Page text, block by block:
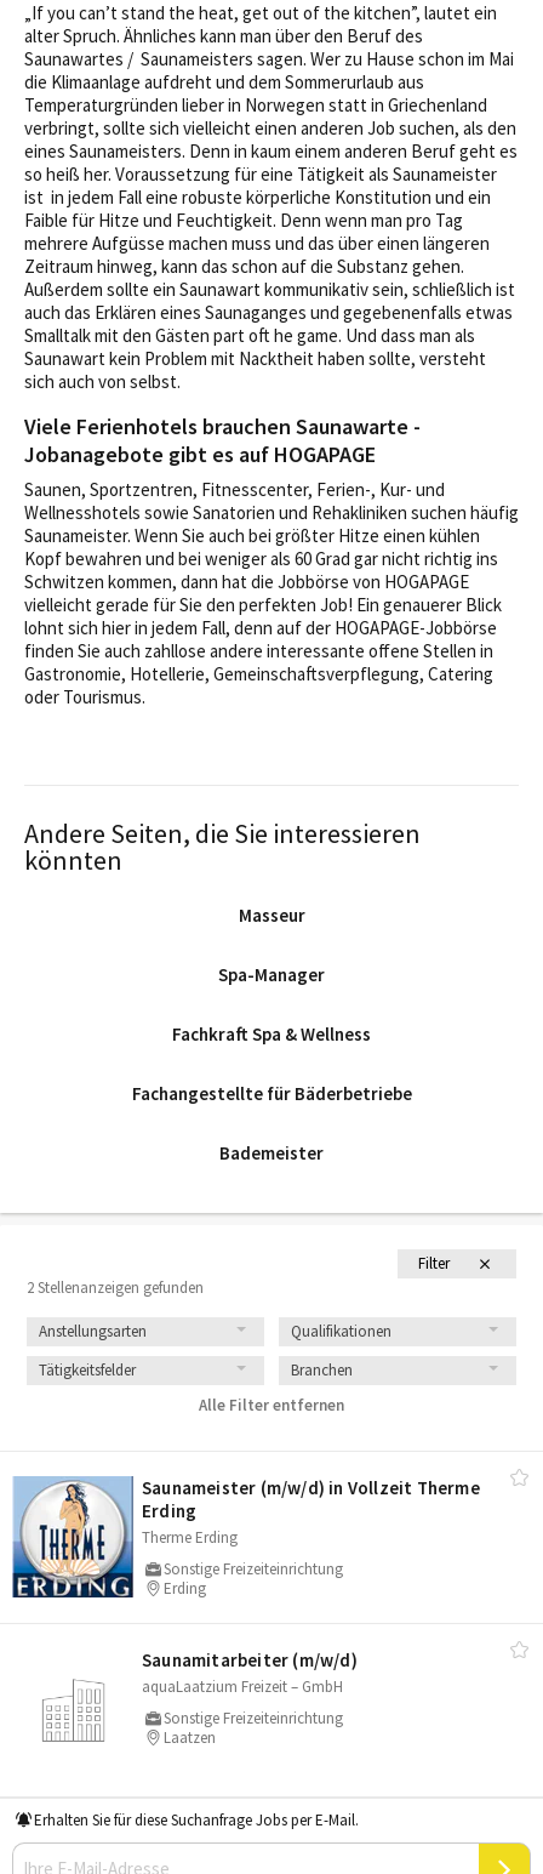
Filter
2 Stellenanzeigen gefunden
Anstellungsarten
Qualifikationen
Tätigkeitsfelder
Branchen
Alle Filter entfernen
Saunameister (m/​w/​d) in Vollzeit Therme
Erding
Therme Erding
Sonstige Freizeiteinrichtung
Erding
Saunamitarbeiter (m/​w/​d)
aquaLaatzium Freizeit – GmbH
Sonstige Freizeiteinrichtung
Laatzen
Erhalten Sie für diese Suchanfrage Jobs per E-Mail.
„If you can’t stand the heat, get out of the kitchen”, lautet ein
alter Spruch. Ähnliches kann man über den Beruf des
Saunawartes / Saunameisters sagen. Wer zu Hause schon im Mai
die Klimaanlage aufdreht und dem Sommerurlaub aus
Temperaturgründen lieber in Norwegen statt in Griechenland
verbringt, sollte sich vielleicht einen anderen Job suchen, als den
eines Saunameisters. Denn in kaum einem anderen Beruf geht es
so heiß her. Voraussetzung für eine Tätigkeit als Saunameister
ist in jedem Fall eine robuste körperliche Konstitution und ein
Faible für Hitze und Feuchtigkeit. Denn wenn man pro Tag
mehrere Aufgüsse machen muss und das über einen längeren
Zeitraum hinweg, kann das schon auf die Substanz gehen.
Außerdem sollte ein Saunawart kommunikativ sein, schließlich ist
auch das Erklären eines Saunaganges und gegebenenfalls etwas
Smalltalk mit den Gästen part oft he game. Und dass man als
Saunawart kein Problem mit Nacktheit haben sollte, versteht
sich auch von selbst.
Viele Ferienhotels brauchen Saunawarte -
Jobanagebote gibt es auf HOGAPAGE
Saunen, Sportzentren, Fitnesscenter, Ferien-, Kur- und
Wellnesshotels sowie Sanatorien und Rehakliniken suchen häufig
Saunameister. Wenn Sie auch bei größter Hitze einen kühlen
Kopf bewahren und bei weniger als 60 Grad gar nicht richtig ins
Schwitzen kommen, dann hat die Jobbörse von HOGAPAGE
vielleicht gerade für Sie den perfekten Job! Ein genauerer Blick
lohnt sich hier in jedem Fall, denn auf der HOGAPAGE-Jobbörse
finden Sie auch zahllose andere interessante offene Stellen in
Gastronomie, Hotellerie, Gemeinschaftsverpflegung, Catering
oder Tourismus.
Andere Seiten, die Sie interessieren
könnten
Masseur
Spa-Manager
Fachkraft Spa & Wellness
Fachangestellte für Bäderbetriebe
Bademeister